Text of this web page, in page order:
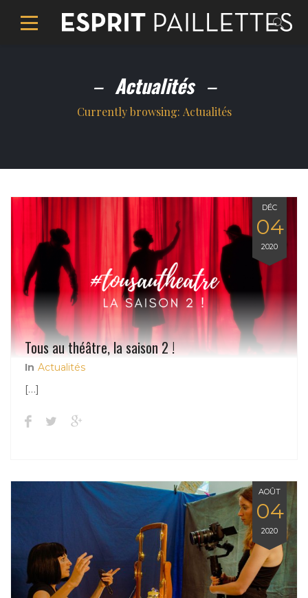
Actualités
Currently browsing: Actualités
DÉC
04
2020
Tous au théâtre, la saison 2 !
In Actualités
[…]
AOÛT
04
2020